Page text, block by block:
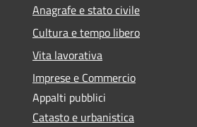
Anagrafe e stato civile
Cultura e tempo libero
Vita lavorativa
Imprese e Commercio
Appalti pubblici
Catasto e urbanistica